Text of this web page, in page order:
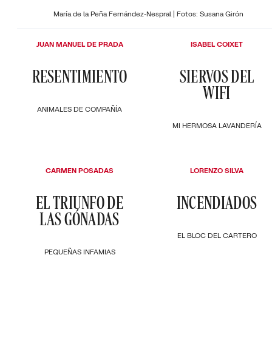
María de la Peña Fernández-Nespral | Fotos: Susana Girón
ANIMALES DE COMPAÑÍA
RESENTIMIENTO
JUAN MANUEL DE PRADA
MI HERMOSA LAVANDERÍA
SIERVOS DEL
WIFI
ISABEL COIXET
PEQUEÑAS INFAMIAS
EL TRIUNFO DE
LAS GÓNADAS
CARMEN POSADAS
EL BLOC DEL CARTERO
INCENDIADOS
LORENZO SILVA